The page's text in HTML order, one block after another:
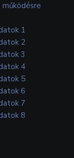
működésre
1
2
3
4
5
6
7
8